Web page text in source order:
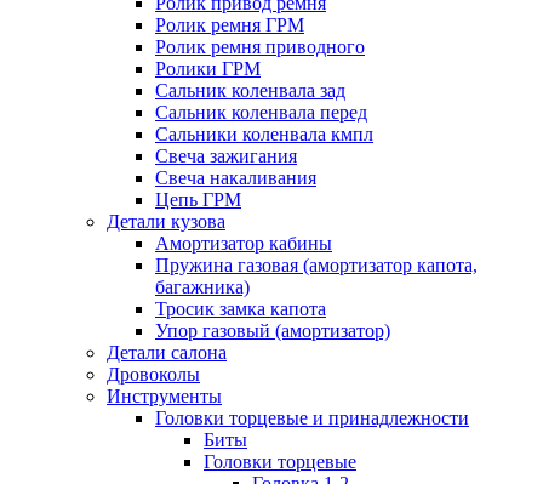
Ролик ремня ГРМ
Ролик ремня приводного
Ролики ГРМ
Сальник коленвала зад
Сальник коленвала перед
Сальники коленвала кмпл
Свеча зажигания
Свеча накаливания
Цепь ГРМ
Детали кузова
Амортизатор кабины
Пружина газовая (амортизатор капота,
багажника)
Тросик замка капота
Упор газовый (амортизатор)
Детали салона
Дровоколы
Инструменты
Головки торцевые и принадлежности
Биты
Головки торцевые